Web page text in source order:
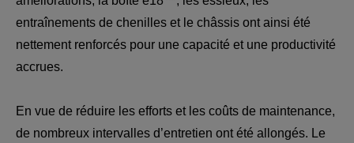
entraînements de chenilles et le châssis ont ainsi été
nettement renforcés pour une capacité et une productivité
accrues.
En vue de réduire les efforts et les coûts de maintenance,
de nombreux intervalles d’entretien ont été allongés. Le